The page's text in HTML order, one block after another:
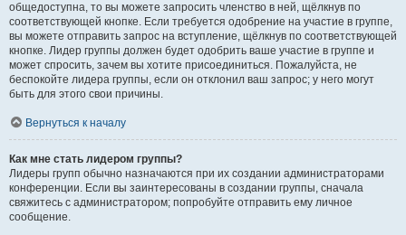
общедоступна, то вы можете запросить членство в ней, щёлкнув по
соответствующей кнопке. Если требуется одобрение на участие в группе,
вы можете отправить запрос на вступление, щёлкнув по соответствующей
кнопке. Лидер группы должен будет одобрить ваше участие в группе и
может спросить, зачем вы хотите присоединиться. Пожалуйста, не
беспокойте лидера группы, если он отклонил ваш запрос; у него могут
быть для этого свои причины.
Вернуться к началу
Как мне стать лидером группы?
Лидеры групп обычно назначаются при их создании администраторами
конференции. Если вы заинтересованы в создании группы, сначала
свяжитесь с администратором; попробуйте отправить ему личное
сообщение.